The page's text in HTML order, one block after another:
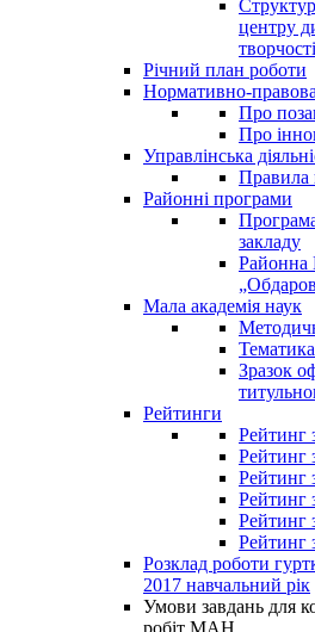
центру
творчості
Річний план роботи
Нормативно-
Про
Про
Управлінська
Правила
Районні програми
закладу
Районна
Мала академія наук
Зразок
Рейтинги
Рейтинг
Рейтинг
Рейтинг
Рейтинг
Рейтинг
Рейтинг
Розклад роботи
2017 навчальний рік
Умови завдань для
робіт МАН